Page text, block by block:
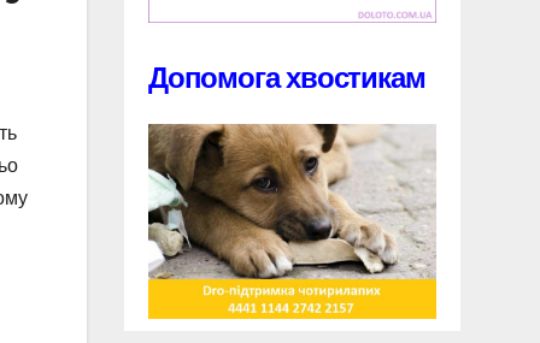
Допомога хвостикам